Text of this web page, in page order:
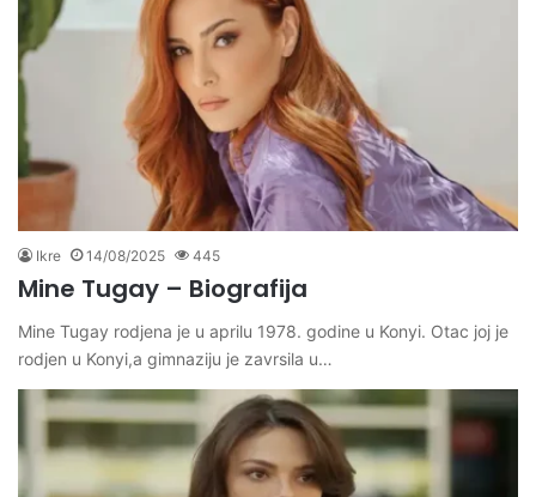
Ikre 14/08/2025 445
Mine Tugay – Biografija
Mine Tugay rodjena je u aprilu 1978. godine u Konyi. Otac joj je
rodjen u Konyi,a gimnaziju je zavrsila u…